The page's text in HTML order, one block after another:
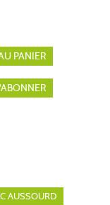
PANIER
AUSSOURD